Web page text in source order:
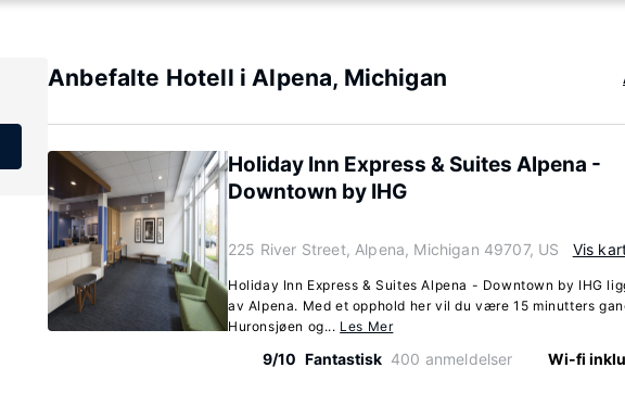
Anbefalte Hotell i Alpena, Michigan
Holiday Inn Express & Suites Alpena -
Downtown by IHG
225 River Street, Alpena, Michigan 49707, US Vis
Holiday Inn Express & Suites Alpena - Downtown by IHG
av Alpena. Med et opphold her vil du være 15 minutters
Huronsjøen og... Les Mer
9/10 Fantastisk 400 anmeldelser Wi-fi